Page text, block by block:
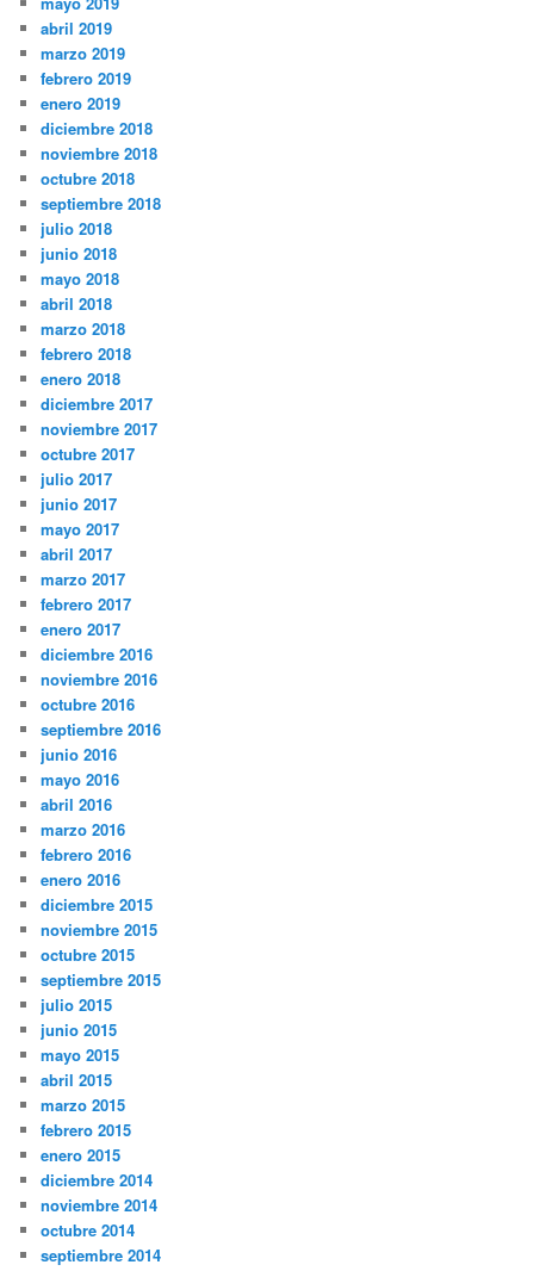
abril 2019
marzo 2019
febrero 2019
enero 2019
diciembre 2018
noviembre 2018
octubre 2018
septiembre 2018
julio 2018
junio 2018
mayo 2018
abril 2018
marzo 2018
febrero 2018
enero 2018
diciembre 2017
noviembre 2017
octubre 2017
julio 2017
junio 2017
mayo 2017
abril 2017
marzo 2017
febrero 2017
enero 2017
diciembre 2016
noviembre 2016
octubre 2016
septiembre 2016
junio 2016
mayo 2016
abril 2016
marzo 2016
febrero 2016
enero 2016
diciembre 2015
noviembre 2015
octubre 2015
septiembre 2015
julio 2015
junio 2015
mayo 2015
abril 2015
marzo 2015
febrero 2015
enero 2015
diciembre 2014
noviembre 2014
octubre 2014
septiembre 2014